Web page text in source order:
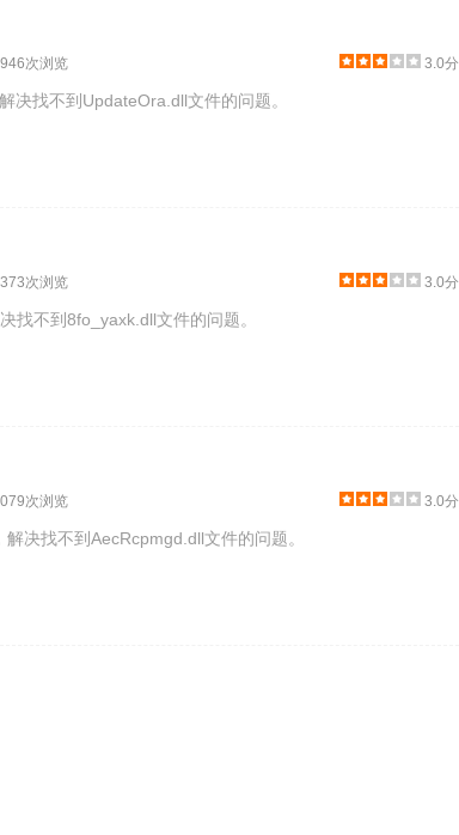
次浏览 3.0分
决找不到UpdateOra.dll文件的问题。
次浏览 3.0分
找不到8fo_yaxk.dll文件的问题。
次浏览 3.0分
决找不到AecRcpmgd.dll文件的问题。